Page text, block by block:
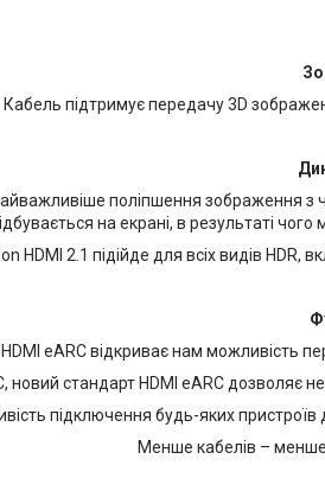
Кабель підтримує передачу 3D
поліпшення зображення з
на екрані, в результаті
HDMI 2.1 підійде для всіх видів HDR,
eARC відкриває нам можливість
новий стандарт HDMI eARC дозволяє
підключення будь-яких
Менше кабелів – менше